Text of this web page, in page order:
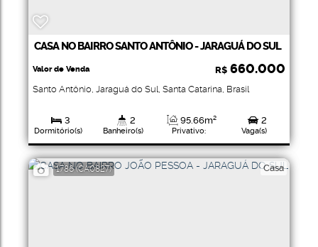
CASA NO BAIRRO SANTO ANTÔNIO - JARAGUÁ DO SUL
R$ 660.000
Valor de Venda
Santo Antônio, Jaraguá do Sul, Santa Catarina, Brasil
3
Dormitório(s)
2
Banheiro(s) Privativo:
95 .66m²
1
2
Vaga(s)
1786 (CA0827) Casa